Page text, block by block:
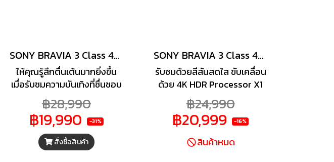
SONY BRAVIA 3 Class 4K GOOGLE TV รุ่น K-55S30 สมาร์ททีวีขนาด 55 นิ้ว
ให้คุณรู้สึกตื่นเต้นมากยิ่งขึ้น
เมื่อรับชมความบันเทิงที่ชื่นชอบ
บนแอลอีดีทีวี รุ่น K-55S30
จาก SONY ซึ่งคุณจะมองเห็น
ทุกสิ่งด้วยสีสันที่สดใส ซึ่งขับ
เคลื่อนโดย 4K HDR
Processor X1 สามารถ
฿28,990
฿19,990 -31%
สั่งซื้อสินค้า
SONY BRAVIA 3 Class 4K GOOGLE TV รุ่น K-50S30 สมาร์ททีวีขนาด 50 นิ้ว
รับชมด้วยสีสันสดใส ขับเคลื่อน
ด้วย 4K HDR Processor X1
กว่าพันล้านเฉดสีพร้อมความคม
ชัดและคอนทราสต์ที่ยอดเยี่ยม
ทำให้การรับชมทีวีน่าประทับใจ
ยิ่งขึ้น ด้วยเทคโนโลยี
Triluminos Pro กว่าพันล้านสี
฿24,990
฿20,999 -16%
สินค้าหมด